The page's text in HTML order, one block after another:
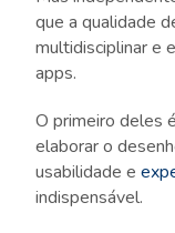
que a qualidade
multidisciplinar e
apps.
O primeiro deles
elaborar o
usabilidade e
indispensável.